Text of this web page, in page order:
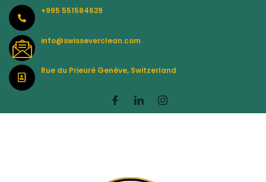
Skip
content
+995 551584629
info@swisseverclean.com
Rue du Prieuré Genève, Switzerland